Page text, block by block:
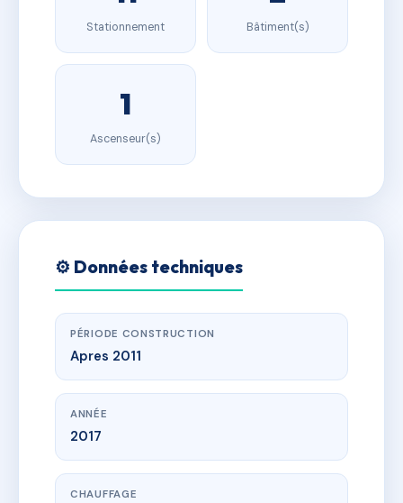
Stationnement Bâtiment(s)
1
Ascenseur(s)
⚙️ Données techniques
PÉRIODE CONSTRUCTION
Apres 2011
ANNÉE
2017
CHAUFFAGE